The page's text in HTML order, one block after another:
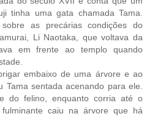
tinha uma gata chamada Tama.
as precárias condições do
Li Naotaka, que voltava da
em frente ao templo quando
embaixo de uma árvore e ao
Tama sentada acenando para ele.
do felino, enquanto corria até o
caiu na árvore que há